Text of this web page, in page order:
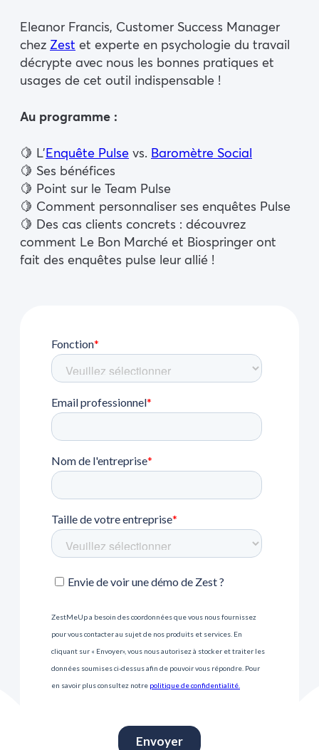
Eleanor Francis, Customer Success Manager
chez Zest et experte en psychologie du travail
décrypte avec nous les bonnes pratiques et
usages de cet outil indispensable !
Au programme :
🍋 L’Enquête Pulse vs. Baromètre Social
🍋 Ses bénéfices
🍋 Point sur le Team Pulse
🍋 Comment personnaliser ses enquêtes Pulse
🍋 Des cas clients concrets : découvrez
comment Le Bon Marché et Biospringer ont
fait des enquêtes pulse leur allié !